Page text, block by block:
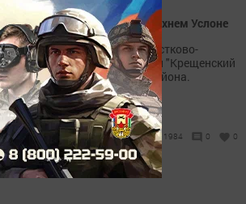
Крещенский вечерок в Верхнем Услоне
В Верхнеуслонском Подростково-
молодежном клубе прошел "Крещенский
вечерок" для ветеранов района.
1984 0 0